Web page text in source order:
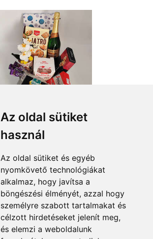
Az oldal sütiket
használ
Az oldal sütiket és egyéb
nyomkövető technológiákat
alkalmaz, hogy javítsa a
böngészési élményét, azzal hogy
személyre szabott tartalmakat és
célzott hirdetéseket jelenít meg,
és elemzi a weboldalunk
Boldog Születésnapot
23 960 Ft-tól
Elfogadott fizetési módok